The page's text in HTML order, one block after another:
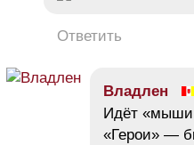
Ответить
Владлен
Идёт
«Герои» —